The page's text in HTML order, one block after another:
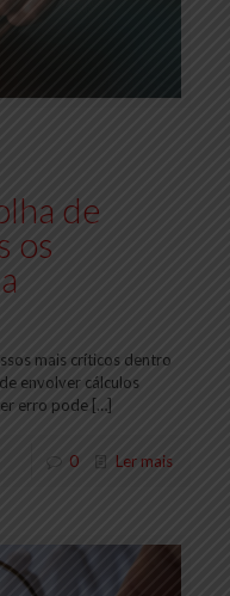
de
os
mais críticos dentro
envolver cálculos
erro pode […]
0 Ler mais